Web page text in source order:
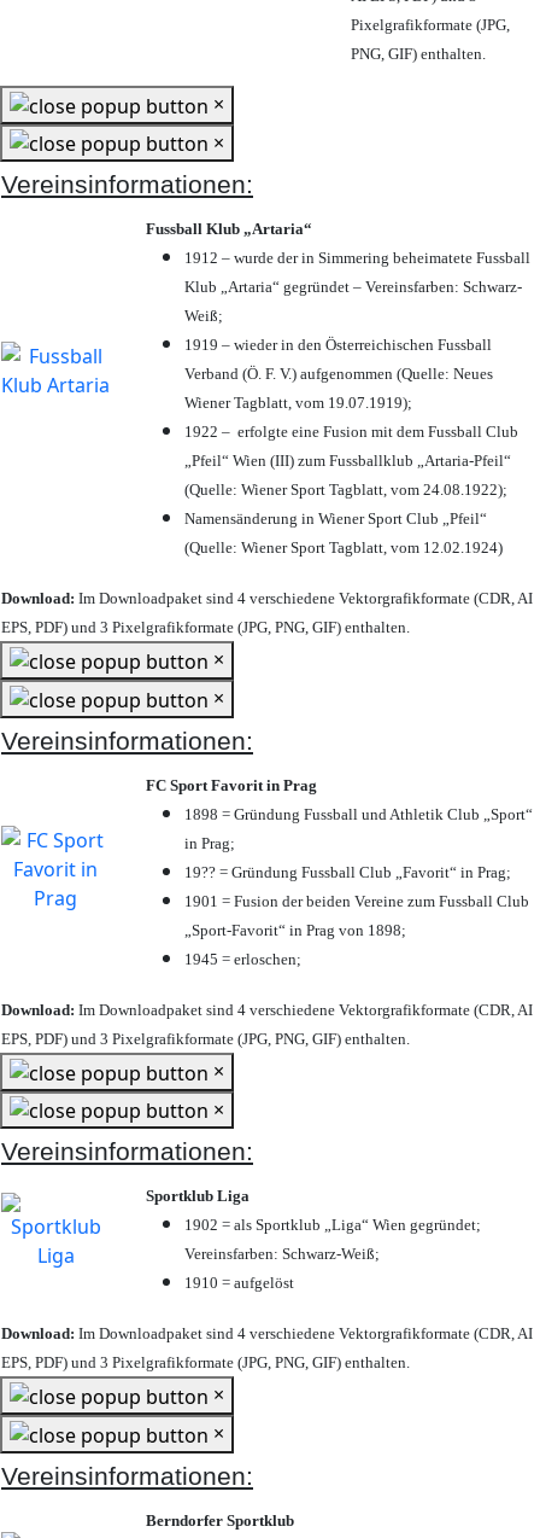
Pixelgrafikformate (JPG,
PNG, GIF) enthalten.
×
×
Vereinsinformationen:
Fussball Klub „Artaria“
1912 – wurde der in Simmering beheimatete Fussball
Klub „Artaria“ gegründet – Vereinsfarben: Schwarz-
Weiß;
1919 – wieder in den Österreichischen Fussball
Verband (Ö. F. V.) aufgenommen (Quelle: Neues
Wiener Tagblatt, vom 19.07.1919);
1922 – erfolgte eine Fusion mit dem Fussball Club
„Pfeil“ Wien (III) zum Fussballklub „Artaria-Pfeil“
(Quelle: Wiener Sport Tagblatt, vom 24.08.1922);
Namensänderung in Wiener Sport Club „Pfeil“
(Quelle: Wiener Sport Tagblatt, vom 12.02.1924)
Download: Im Downloadpaket sind 4 verschiedene Vektorgrafikformate (CDR, AI
EPS, PDF) und 3 Pixelgrafikformate (JPG, PNG, GIF) enthalten.
×
×
Vereinsinformationen:
FC Sport Favorit in Prag
1898 = Gründung Fussball und Athletik Club „Sport“
in Prag;
19?? = Gründung Fussball Club „Favorit“ in Prag;
1901 = Fusion der beiden Vereine zum Fussball Club
„Sport-Favorit“ in Prag von 1898;
1945 = erloschen;
Download: Im Downloadpaket sind 4 verschiedene Vektorgrafikformate (CDR, AI
EPS, PDF) und 3 Pixelgrafikformate (JPG, PNG, GIF) enthalten.
×
×
Vereinsinformationen:
Sportklub Liga
1902 = als Sportklub „Liga“ Wien gegründet;
Vereinsfarben: Schwarz-Weiß;
1910 = aufgelöst
Download: Im Downloadpaket sind 4 verschiedene Vektorgrafikformate (CDR, AI
EPS, PDF) und 3 Pixelgrafikformate (JPG, PNG, GIF) enthalten.
×
×
Vereinsinformationen:
Berndorfer Sportklub